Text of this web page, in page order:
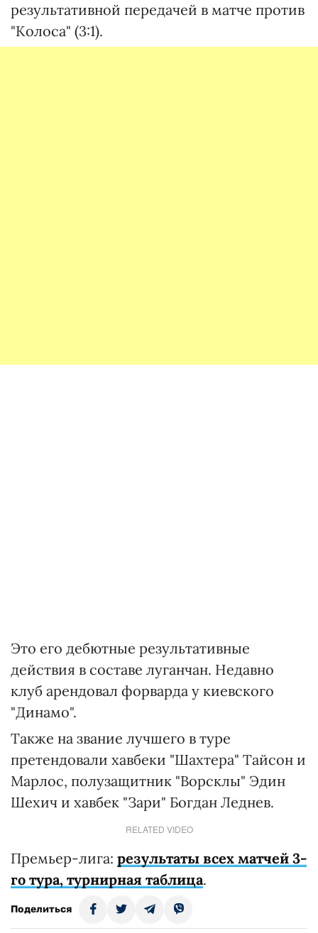
результативной передачей в матче против
"Колоса" (3:1).
Это его дебютные результативные
действия в составе луганчан. Недавно
клуб арендовал форварда у киевского
"Динамо".
Также на звание лучшего в туре
претендовали хавбеки "Шахтера" Тайсон и
Марлос, полузащитник "Ворсклы" Эдин
Шехич и хавбек "Зари" Богдан Леднев.
RELATED VIDEO
Премьер-лига: результаты всех матчей 3-
го тура, турнирная таблица.
Поделиться